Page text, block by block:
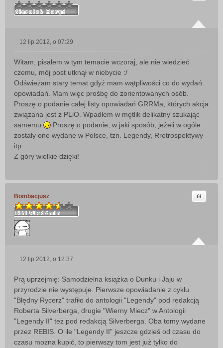
s
t
12 lip 2012, o 07:29
Witam, pisałem w tym temacie wczoraj, ale nie wiedzieć
czemu, mój post utknął w niebycie :/
Odświeżam stary temat gdyż mam wątpliwości co do wydań
opowiadań. Mam więc prośbę do zorientowanych osób.
Proszę o podanie całej listy opowiadań GRRMa, których akcja
związana jest z PLiO. Wpadłem w mętlik delikatny szukając
samemu
Proszę o podanie, w jaki sposób, jeżeli w ogóle
zostały one wydane w Polsce, tzn. Legendy, Rretrospektywy
itp.
Z góry wielkie dzięki!
Bombacjusz Cytuj
s
t
12 lip 2012, o 12:37
Prą uprzejmię: Samodzielna książka o Dunku i Jaju w
przyrodzie nie występuje. Pierwsze opowiadanie z cyklu
"Błędny Rycerz" trafiło do antologii "Legendy" pod redakcją
Roberta Silverberga, drugie "Wierny Miecz" w Antologii
"Legendy II" też pod redakcją Silverberga. Oba tomy wydane
przez REBIS. O ile "Legendy II" jeszcze gdzieś od czasu do
czasu można kupić, to pierwszy tom jest już tylko do